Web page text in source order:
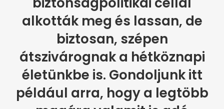
alkották meg és lassan, de
biztosan, szépen
átszivárognak a hétköznapi
életünkbe is. Gondoljunk itt
például arra, hogy a legtöbb